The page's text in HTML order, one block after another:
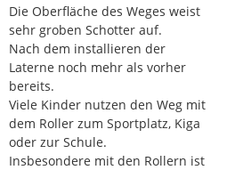
Die Oberfläche des Weges weist
sehr groben Schotter auf.
Nach dem installieren der
Laterne noch mehr als vorher
bereits.
Viele Kinder nutzen den Weg mit
dem Roller zum Sportplatz, Kiga
oder zur Schule.
Insbesondere mit den Rollern ist